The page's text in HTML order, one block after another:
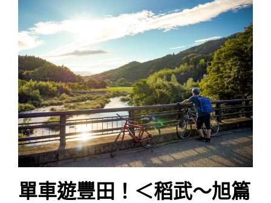
單車遊豐田！＜稻武～旭篇